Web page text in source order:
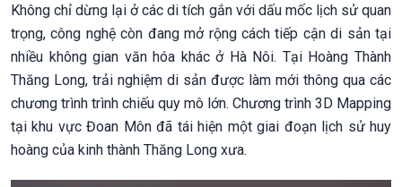
Không chỉ dừng lại ở các di tích gắn với dấu mốc lịch sử quan
trọng, công nghệ còn đang mở rộng cách tiếp cận di sản tại
nhiều không gian văn hóa khác ở Hà Nôi. Tại Hoàng Thành
Thăng Long, trải nghiệm di sản được làm mới thông qua các
chương trình trình chiếu quy mô lớn. Chương trình 3D Mapping
tại khu vực Đoan Môn đã tái hiện một giai đoạn lịch sử huy
hoàng của kinh thành Thăng Long xưa.